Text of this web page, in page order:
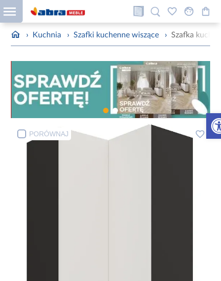
› Kuchnia › Szafki kuchenne wiszące › Szafka
PORÓWNAJ